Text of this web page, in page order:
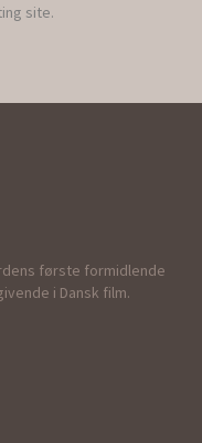
site.
første formidlende
i Dansk film.